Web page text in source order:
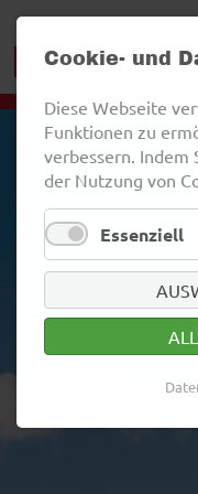
Cookie- und
Diese Webseite
Funktionen zu
verbessern. Indem
der Nutzung von
Essenziell